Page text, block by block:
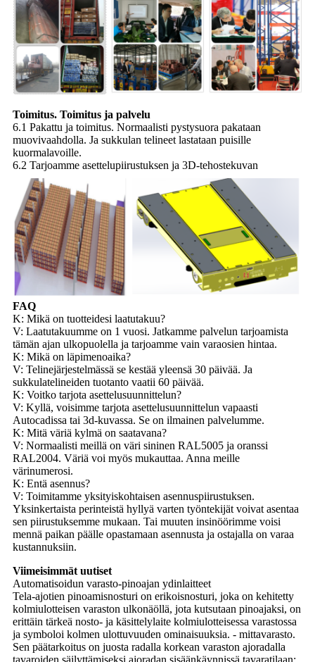
Toimitus. Toimitus ja palvelu
6.1 Pakattu ja toimitus. Normaalisti pystysuora pakataan
muovivaahdolla. Ja sukkulan telineet lastataan puisille
kuormalavoille.
6.2 Tarjoamme asettelupiirustuksen ja 3D-tehostekuvan
FAQ
K: Mikä on tuotteidesi laatutakuu?
V: Laatutakuumme on 1 vuosi. Jatkamme palvelun tarjoamista
tämän ajan ulkopuolella ja tarjoamme vain varaosien hintaa.
K: Mikä on läpimenoaika?
V: Telinejärjestelmässä se kestää yleensä 30 päivää. Ja
sukkulatelineiden tuotanto vaatii 60 päivää.
K: Voitko tarjota asettelusuunnittelun?
V: Kyllä, voisimme tarjota asettelusuunnittelun vapaasti
Autocadissa tai 3d-kuvassa. Se on ilmainen palvelumme.
K: Mitä väriä kylmä on saatavana?
V: Normaalisti meillä on väri sininen RAL5005 ja oranssi
RAL2004. Väriä voi myös mukauttaa. Anna meille
värinumerosi.
K: Entä asennus?
V: Toimitamme yksityiskohtaisen asennuspiirustuksen.
Yksinkertaista perinteistä hyllyä varten työntekijät voivat asentaa
sen piirustuksemme mukaan. Tai muuten insinöörimme voisi
mennä paikan päälle opastamaan asennusta ja ostajalla on varaa
kustannuksiin.
Viimeisimmät uutiset
Automatisoidun varasto-pinoajan ydinlaitteet
Tela-ajotien pinoamisnosturi on erikoisnosturi, joka on kehitetty
kolmiulotteisen varaston ulkonäöllä, jota kutsutaan pinoajaksi, on
erittäin tärkeä nosto- ja käsittelylaite kolmiulotteisessa varastossa
ja symboloi kolmen ulottuvuuden ominaisuuksia. - mittavarasto.
Sen päätarkoitus on juosta radalla korkean varaston ajoradalla
tavaroiden säilyttämiseksi ajoradan sisäänkäynnissä tavaratilaan;